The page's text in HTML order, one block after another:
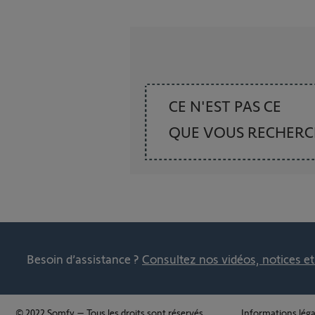
CE N'EST PAS CE
QUE VOUS
Besoin d’assistance ? Consultez nos vidéos, notices
© 2022 Somfy – Tous les droits sont réservés. Informations